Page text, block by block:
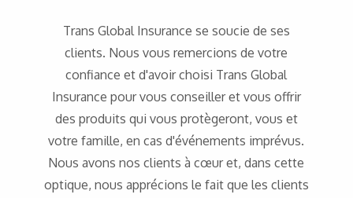
Trans Global Insurance se soucie de ses
clients. Nous vous remercions de votre
confiance et d'avoir choisi Trans Global
Insurance pour vous conseiller et vous offrir
des produits qui vous protègeront, vous et
votre famille, en cas d'événements imprévus.
Nous avons nos clients à cœur et, dans cette
optique, nous apprécions le fait que les clients